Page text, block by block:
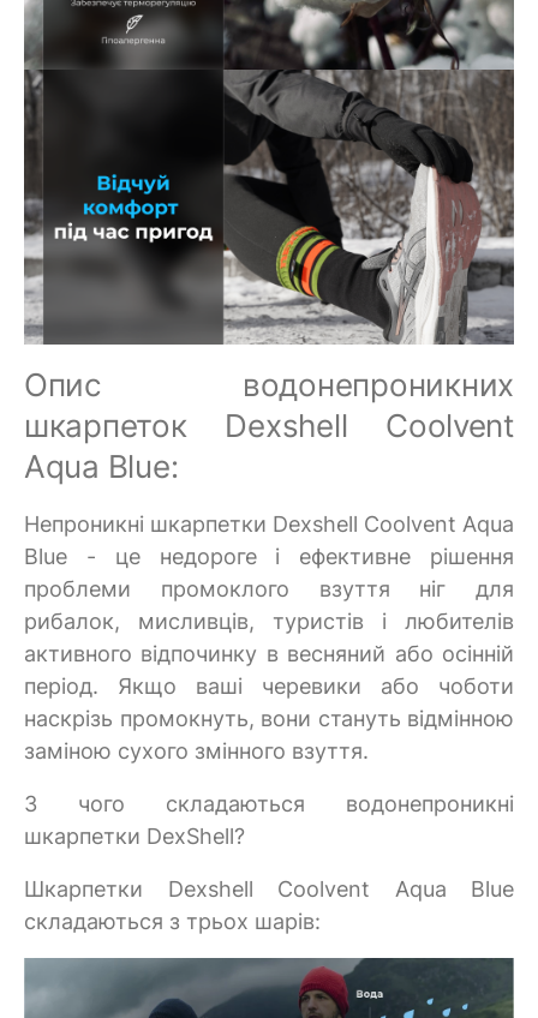
Опис водонепроникних
шкарпеток Dexshell Coolvent
Aqua Blue:
Непроникні шкарпетки Dexshell Coolvent Aqua
Blue - це недороге і ефективне рішення
проблеми промоклого взуття ніг для
рибалок, мисливців, туристів і любителів
активного відпочинку в весняний або осінній
період. Якщо ваші черевики або чоботи
наскрізь промокнуть, вони стануть відмінною
заміною сухого змінного взуття.
З чого складаються водонепроникні
шкарпетки DexShell?
Шкарпетки Dexshell Coolvent Aqua Blue
складаються з трьох шарів: